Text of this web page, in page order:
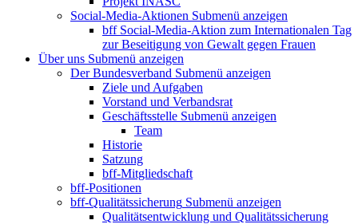
Social-Media-Aktionen Submenü anzeigen
bff Social-Media-Aktion zum Internationalen Tag
zur Beseitigung von Gewalt gegen Frauen
Über uns Submenü anzeigen
Der Bundesverband Submenü anzeigen
Ziele und Aufgaben
Vorstand und Verbandsrat
Geschäftsstelle Submenü anzeigen
Team
Historie
Satzung
bff-Mitgliedschaft
bff-Positionen
bff-Qualitätssicherung Submenü anzeigen
Qualitätsentwicklung und Qualitätssicherung